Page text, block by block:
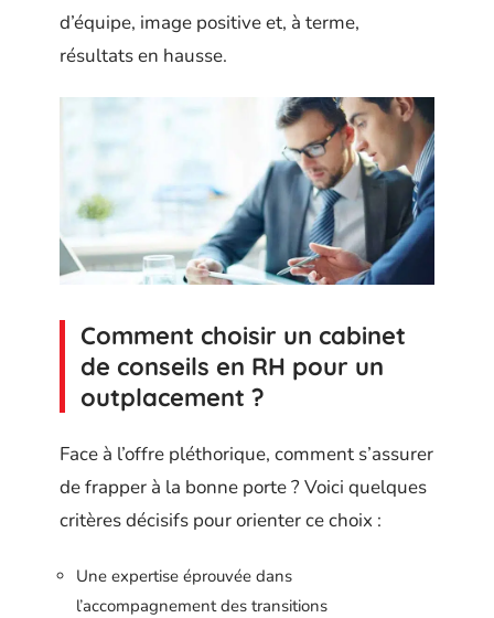
d’équipe, image positive et, à terme,
résultats en hausse.
Comment choisir un cabinet
de conseils en RH pour un
outplacement ?
Face à l’offre pléthorique, comment s’assurer
de frapper à la bonne porte ? Voici quelques
critères décisifs pour orienter ce choix :
Une expertise éprouvée dans
l’accompagnement des transitions